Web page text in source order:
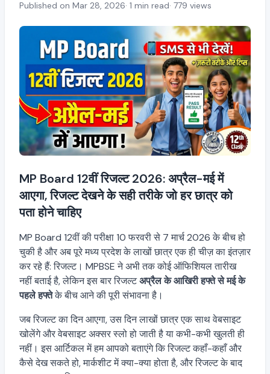
Published on Mar 28, 2026· 1 min read· 779 views
MP Board 12वीं रिजल्ट 2026: अप्रैल-मई में
आएगा, रिजल्ट देखने के सही तरीके जो हर छात्र को
पता होने चाहिए
MP Board 12वीं की परीक्षा 10 फरवरी से 7 मार्च 2026 के बीच हो
चुकी है और अब पूरे मध्य प्रदेश के लाखों छात्र एक ही चीज़ का इंतज़ार
कर रहे हैं: रिजल्ट। MPBSE ने अभी तक कोई ऑफिशियल तारीख
नहीं बताई है, लेकिन इस बार रिजल्टअप्रैल के आखिरी हफ्ते से मई के
पहले हफ्तेके बीच आने की पूरी संभावना है।
जब रिजल्ट का दिन आएगा, उस दिन लाखों छात्र एक साथ वेबसाइट
खोलेंगे और वेबसाइट अक्सर स्लो हो जाती है या कभी-कभी खुलती ही
नहीं। इस आर्टिकल में हम आपको बताएंगे कि रिजल्ट कहाँ-कहाँ और
कैसे देख सकते हो, मार्कशीट में क्या-क्या होता है, और रिजल्ट के बाद